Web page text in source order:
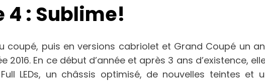
4 : Sublime!
coupé, puis en versions cabriolet et Grand Coupé un
2016. En ce début d’année et après 3 ans d’existence,
LEDs, un châssis optimisé, de nouvelles teintes